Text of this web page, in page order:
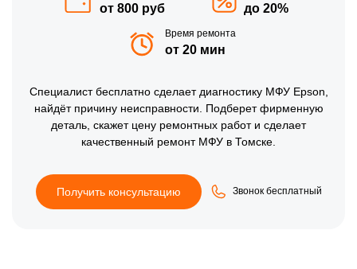
от 800 руб до 20%
Время ремонта
от 20 мин
Специалист бесплатно сделает диагностику МФУ Epson,
найдёт причину неисправности. Подберет фирменную
деталь, скажет цену ремонтных работ и сделает
качественный ремонт МФУ в Томске.
Получить консультацию Звонок бесплатный